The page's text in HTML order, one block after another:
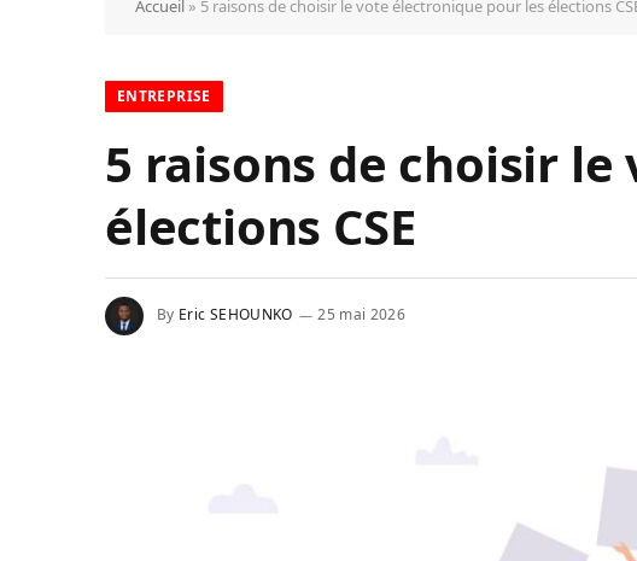
Accueil » 5 raisons de choisir le vote électronique pour les élections
ENTREPRISE
5 raisons de choisir
élections CSE
By Eric SEHOUNKO 25 mai 2026